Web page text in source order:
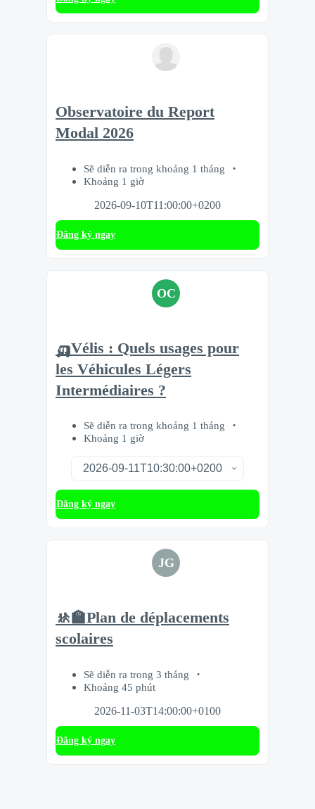
Observatoire du Report
Modal 2026
Sẽ diễn ra trong khoảng 1 tháng
Khoảng 1 giờ
2026-09-10T11:00:00+0200
Đăng ký ngay
OC
🛺Vélis : Quels usages pour
les Véhicules Légers
Intermédiaires ?
Sẽ diễn ra trong khoảng 1 tháng
Khoảng 1 giờ
Đăng ký ngay
JG
🚸🏫Plan de déplacements
scolaires
Sẽ diễn ra trong 3 tháng
Khoảng 45 phút
2026-11-03T14:00:00+0100
Đăng ký ngay